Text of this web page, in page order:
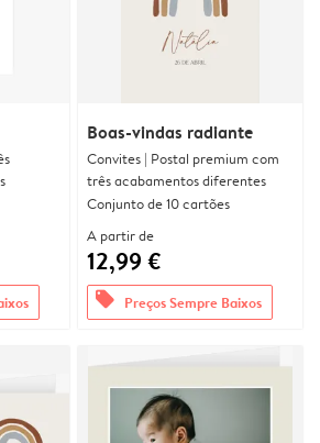
Boas-vindas radiante
Convites | Postal premium com
três acabamentos diferentes
Conjunto de 10 cartões
A partir de
12,99 €
offers Preços Sempre Baixos